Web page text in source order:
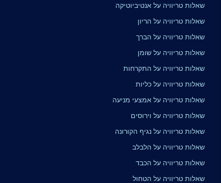
שאלות טריוויה על אנטיביוטיקה
שאלות טריוויה על הריון
שאלות טריוויה על הברך
שאלות טריוויה על שומן
שאלות טריוויה על התקרחות
שאלות טריוויה על כליות
שאלות טריוויה על אמצעי מניעה
שאלות טריוויה על וירוסים
שאלות טריוויה על נגיף הקורונה
שאלות טריוויה על הלבלב
שאלות טריוויה על הכבד
שאלות טריוויה על הטחול